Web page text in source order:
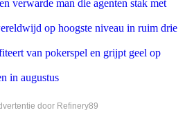
verwarde man die agenten stak met
op hoogste niveau in ruim drie
van pokerspel en grijpt geel op
in augustus
door Refinery89